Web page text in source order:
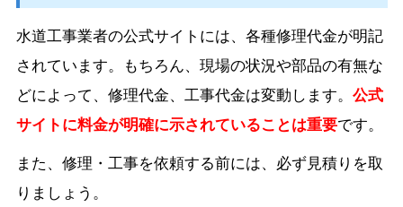
水道工事業者の公式サイトには、各種修理代金が明記
されています。もちろん、現場の状況や部品の有無な
どによって、修理代金、工事代金は変動します。 公式
サイトに料金が明確に示されていることは重要です。
また、修理・工事を依頼する前には、必ず見積りを取
りましょう。